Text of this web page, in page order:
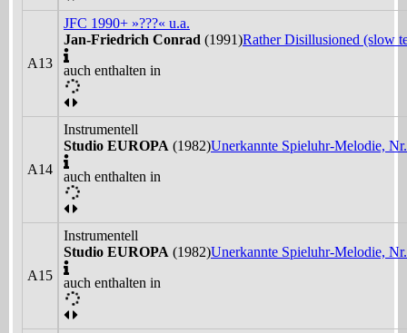
A13
JFC 1990+ »???« u.a.
Jan-Friedrich Conrad (1991)Rather Disillusioned (slow
auch enthalten in
A14
Instrumentell
Studio EUROPA (1982)Unerkannte Spieluhr-Melodie,
auch enthalten in
A15
Instrumentell
Studio EUROPA (1982)Unerkannte Spieluhr-Melodie,
auch enthalten in